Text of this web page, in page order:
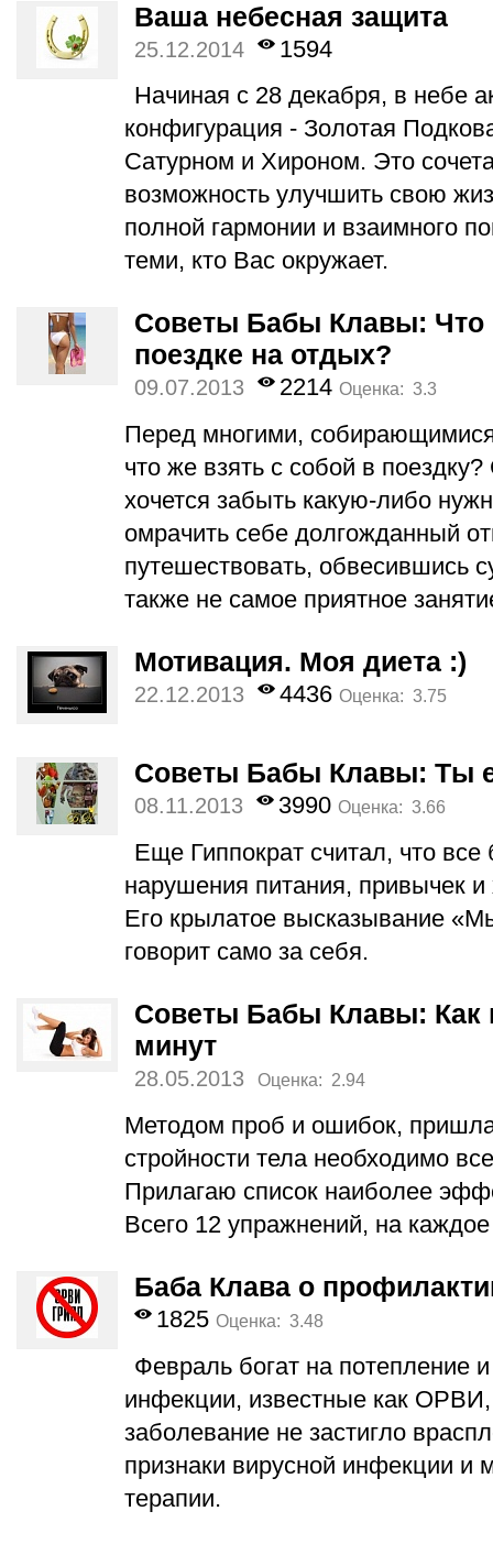
Ваша небесная защита
25.12.2014
1594
Начиная с 28 декабря, в небе
конфигурация - Золотая
Сатурном и Хироном. Это
возможность улучшить свою
полной гармонии и взаимного
теми, кто Вас окружает.
Советы Бабы Клавы: Что
поездке на отдых?
09.07.2013 2214 Оценка: 3.3
Перед многими, собирающимися
что же взять с собой в
хочется забыть какую-либо
омрачить себе долгожданный
путешествовать, обвесившись
также не самое приятное
Мотивация. Моя диета :)
22.12.2013 4436 Оценка: 3.75
Советы Бабы Клавы: Ты
08.11.2013 3990 Оценка: 3.66
Еще Гиппократ считал, что все
нарушения питания, привычек и
Его крылатое высказывание
говорит само за себя.
Советы Бабы Клавы: Как
минут
28.05.2013 Оценка: 2.94
Методом проб и ошибок,
стройности тела необходимо
Прилагаю список наиболее
Всего 12 упражнений, на
Баба Клава о
1825 Оценка: 3.48
Февраль богат на потепление
инфекции, известные как
заболевание не застигло
признаки вирусной инфекции и
терапии.